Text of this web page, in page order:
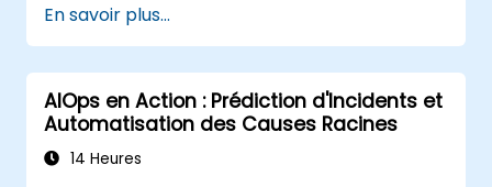
supervision, d'alerte et d'analyse des
incidents.
En savoir plus...
AIOps en Action : Prédiction d'Incidents et
Automatisation des Causes Racines
14 Heures